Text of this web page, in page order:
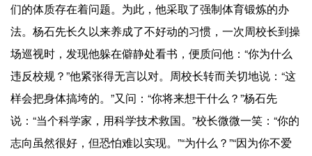
们的体质存在着问题。为此，他采取了强制体育锻炼的办
法。杨石先长久以来养成了不好动的习惯，一次周校长到操
场巡视时，发现他躲在僻静处看书，便质问他：“你为什么
违反校规？”他紧张得无言以对。周校长转而关切地说：“这
样会把身体搞垮的。”又问：“你将来想干什么？”杨石先
说：“当个科学家，用科学技术救国。”校长微微一笑：“你的
志向虽然很好，但恐怕难以实现。”“为什么？”“因为你不爱